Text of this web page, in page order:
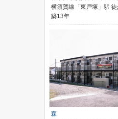
横須賀線「東戸塚」駅
築13年
森